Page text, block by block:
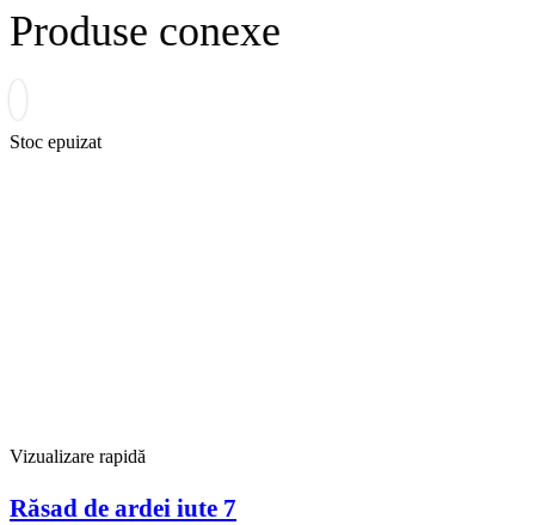
Produse conexe
Stoc epuizat
Vizualizare rapidă
Răsad de ardei iute 7